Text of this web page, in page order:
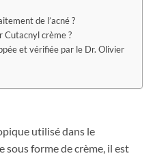
de l’acné ?
Cutacnyl crème ?
et vérifiée par le Dr. Olivier
utilisé dans le
sous forme de crème, il est